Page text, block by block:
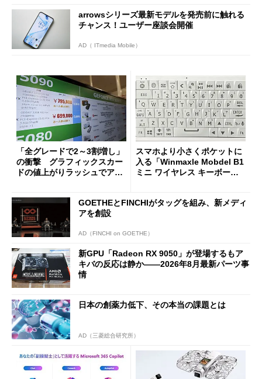
arrowsシリーズ最新モデルを発売前に触れる
チャンス！ユーザー座談会開催
AD（ ITmedia Mobile）
「全グレードで2～3割増し」
の衝撃 グラフィックスカー
ドの値上がりラッシュでアキ
スマホより小さくポケットに
入る「Winmaxle Mobdel B1
ミニ ワイヤレス キーボー
GOETHEとFINCHIがタッグを組み、新メディ
アを創設
AD（FINCHI on GOETHE）
新GPU「Radeon RX 9050」が登場するもア
キバの反応は静か――2026年8月最新パーツ事
情
日本の創薬力低下、その本当の課題とは
AD（三菱総合研究所）